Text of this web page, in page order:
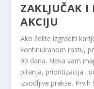
ZAKLJUČAK I
AKCIJU
Ako želite izgraditi
kontinuiranom rastu,
90 dana. Neka vam
pitanja, prioritizacija i
izvodljive prakse.